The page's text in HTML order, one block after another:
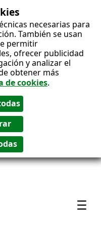
necesarias para
También se usan
permitir
ofrecer publicidad
y analizar el
obtener más
de cookies.